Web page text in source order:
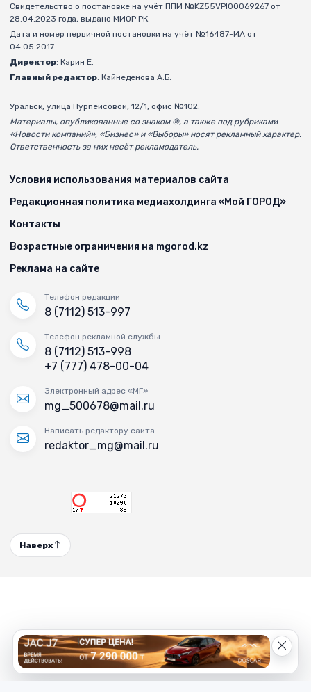
Свидетельство о постановке на учёт ППИ №KZ55VPI00069267 от
28.04.2023 года, выдано МИОР РК.
Дата и номер первичной постановки на учёт №16487-ИА от
04.05.2017.
Директор: Карин Е.
Главный редактор: Кайнеденова А.Б.
Уральск, улица Нурпеисовой, 12/1, офис №102.
Материалы, опубликованные со знаком ®, а также под рубриками
«Новости компаний», «Бизнес» и «Выборы» носят рекламный характер.
Ответственность за них несёт рекламодатель.
Условия использования материалов сайта
Редакционная политика медиахолдинга «Мой ГОРОД»
Контакты
Возрастные ограничения на mgorod.kz
Реклама на сайте
Телефон редакции
8 (7112) 513-997
Телефон рекламной службы
8 (7112) 513-998
+7 (777) 478-00-04
Электронный адрес «МГ»
mg_500678@mail.ru
Написать редактору сайта
redaktor_mg@mail.ru
Наверх